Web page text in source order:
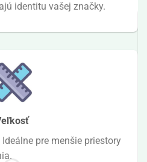
identitu vašej značky.
pre menšie priestory